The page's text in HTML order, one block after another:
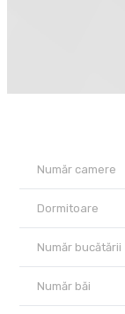
✔️ Panouri solare
lung
Preț: 249.000 €,
O locuință
Număr camere
Dormitoare
Număr bucătării
Număr băi